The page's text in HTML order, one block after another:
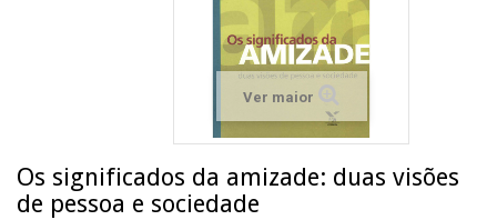
Ver maior
Os significados da amizade: duas visões
de pessoa e sociedade